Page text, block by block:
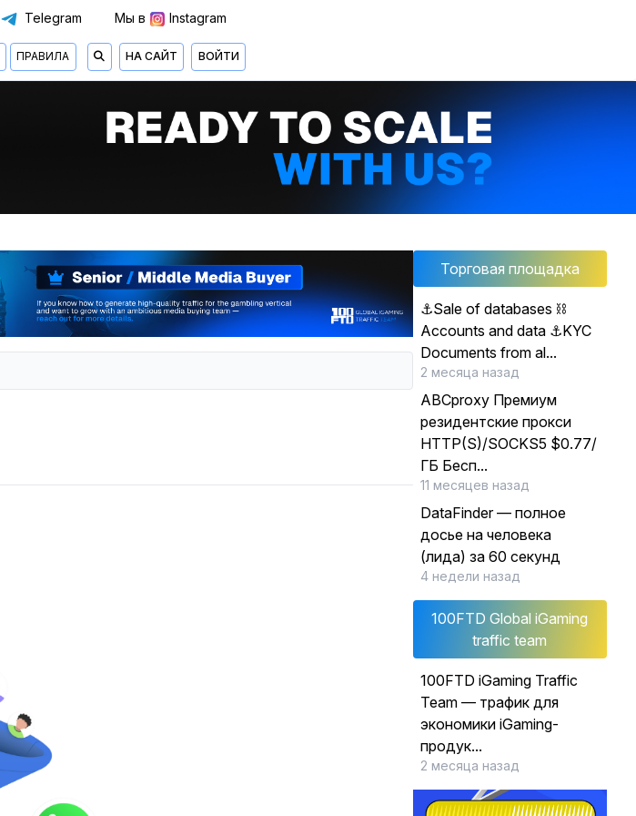
Telegram Мы в Instagram
ПРАВИЛА НА САЙТ ВОЙТИ
Торговая площадка
️⚓️Sale of databases ⛓
Accounts and data ⚓️KYC
Documents from al...
2 месяца назад
ABCproxy Премиум
резидентские прокси
HTTP(S)/SOCKS5 $0.77/
ГБ Бесп...
11 месяцев назад
DataFinder — полное
досье на человека
(лида) за 60 секунд
4 недели назад
100FTD Global iGaming
traffic team
100FTD iGaming Traffic
Team — трафик для
экономики iGaming-
продук...
2 месяца назад